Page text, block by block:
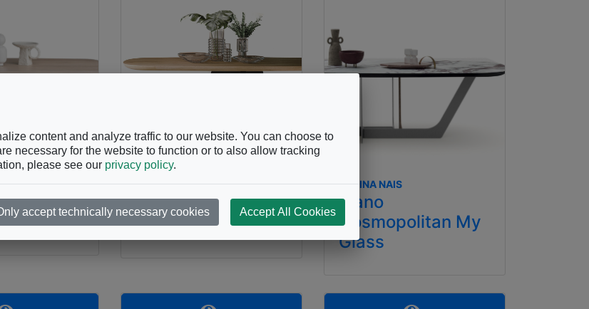
DEVINA NAIS
Piano
Cosmopolitan
DEVINA NAIS
Piano
Cosmopolitan My
Glass
content and analyze traffic to our website. You can choose to
necessary for the website to function or to also allow tracking
please see our privacy policy.
accept technically necessary cookies Accept All Cookies